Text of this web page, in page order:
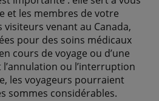
et les membres de votre
venant au Canada,
pour des soins médicaux
cours de voyage ou d’une
ou l’interruption
les voyageurs pourraient
sommes considérables.